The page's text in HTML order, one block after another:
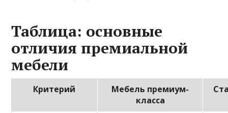
Таблица: основные
отличия премиальной
мебели
Критерий
Мебель премиум-
класса